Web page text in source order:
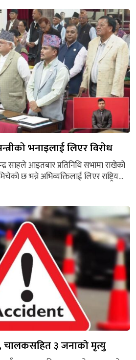
निवर्तमान केन्द्रीय सदस्य राजकुमार बस्नेत,
कार्की, मोहन कालाखेती र गौरव पाण्डे
भनाइलाई लिएर विरोध
साहले आइतबार प्रतिनिधि सभामा राखेको
छ भन्ने अभिव्यक्तिलाई लिएर राष्ट्रिय
नारायणप्रसाद दाहालले सदनको
दलहरूले उभिएर प्रधानमन्त्रीको विरोध
चालकसहित ३ जनाको मृत्यु